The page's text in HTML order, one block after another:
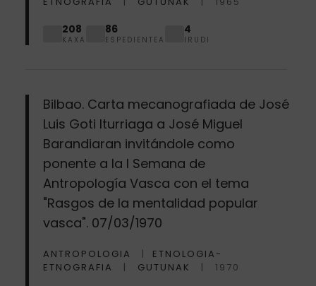
208
KAXA
86
ESPEDIENTEA
4
IRUDI
Bilbao. Carta mecanografiada de José
Luis Goti Iturriaga a José Miguel
Barandiaran invitándole como
ponente a la I Semana de
Antropología Vasca con el tema
"Rasgos de la mentalidad popular
vasca". 07/03/1970
ANTROPOLOGIA
ETNOLOGIA-
ETNOGRAFIA
GUTUNAK 1970